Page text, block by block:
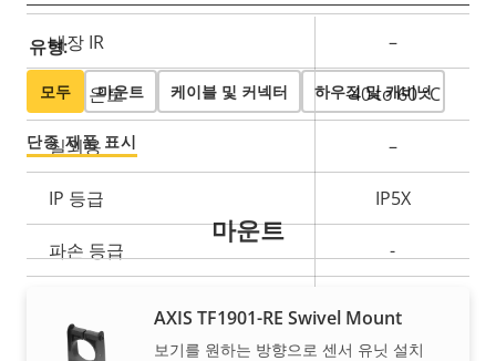
속
성
설
명
성
값
내장 IR –
작동 온도 -40 to 60 °C
실외용 –
IP 등급 IP5X
파손 등급 -
connector
유형:
모두 마운트 케이블 및 커넥터 하우징 및 캐비닛
단종 제품 표시
마운트
AXIS TF1901-RE Swivel Mount
보기를 원하는 방향으로 센서 유닛 설치